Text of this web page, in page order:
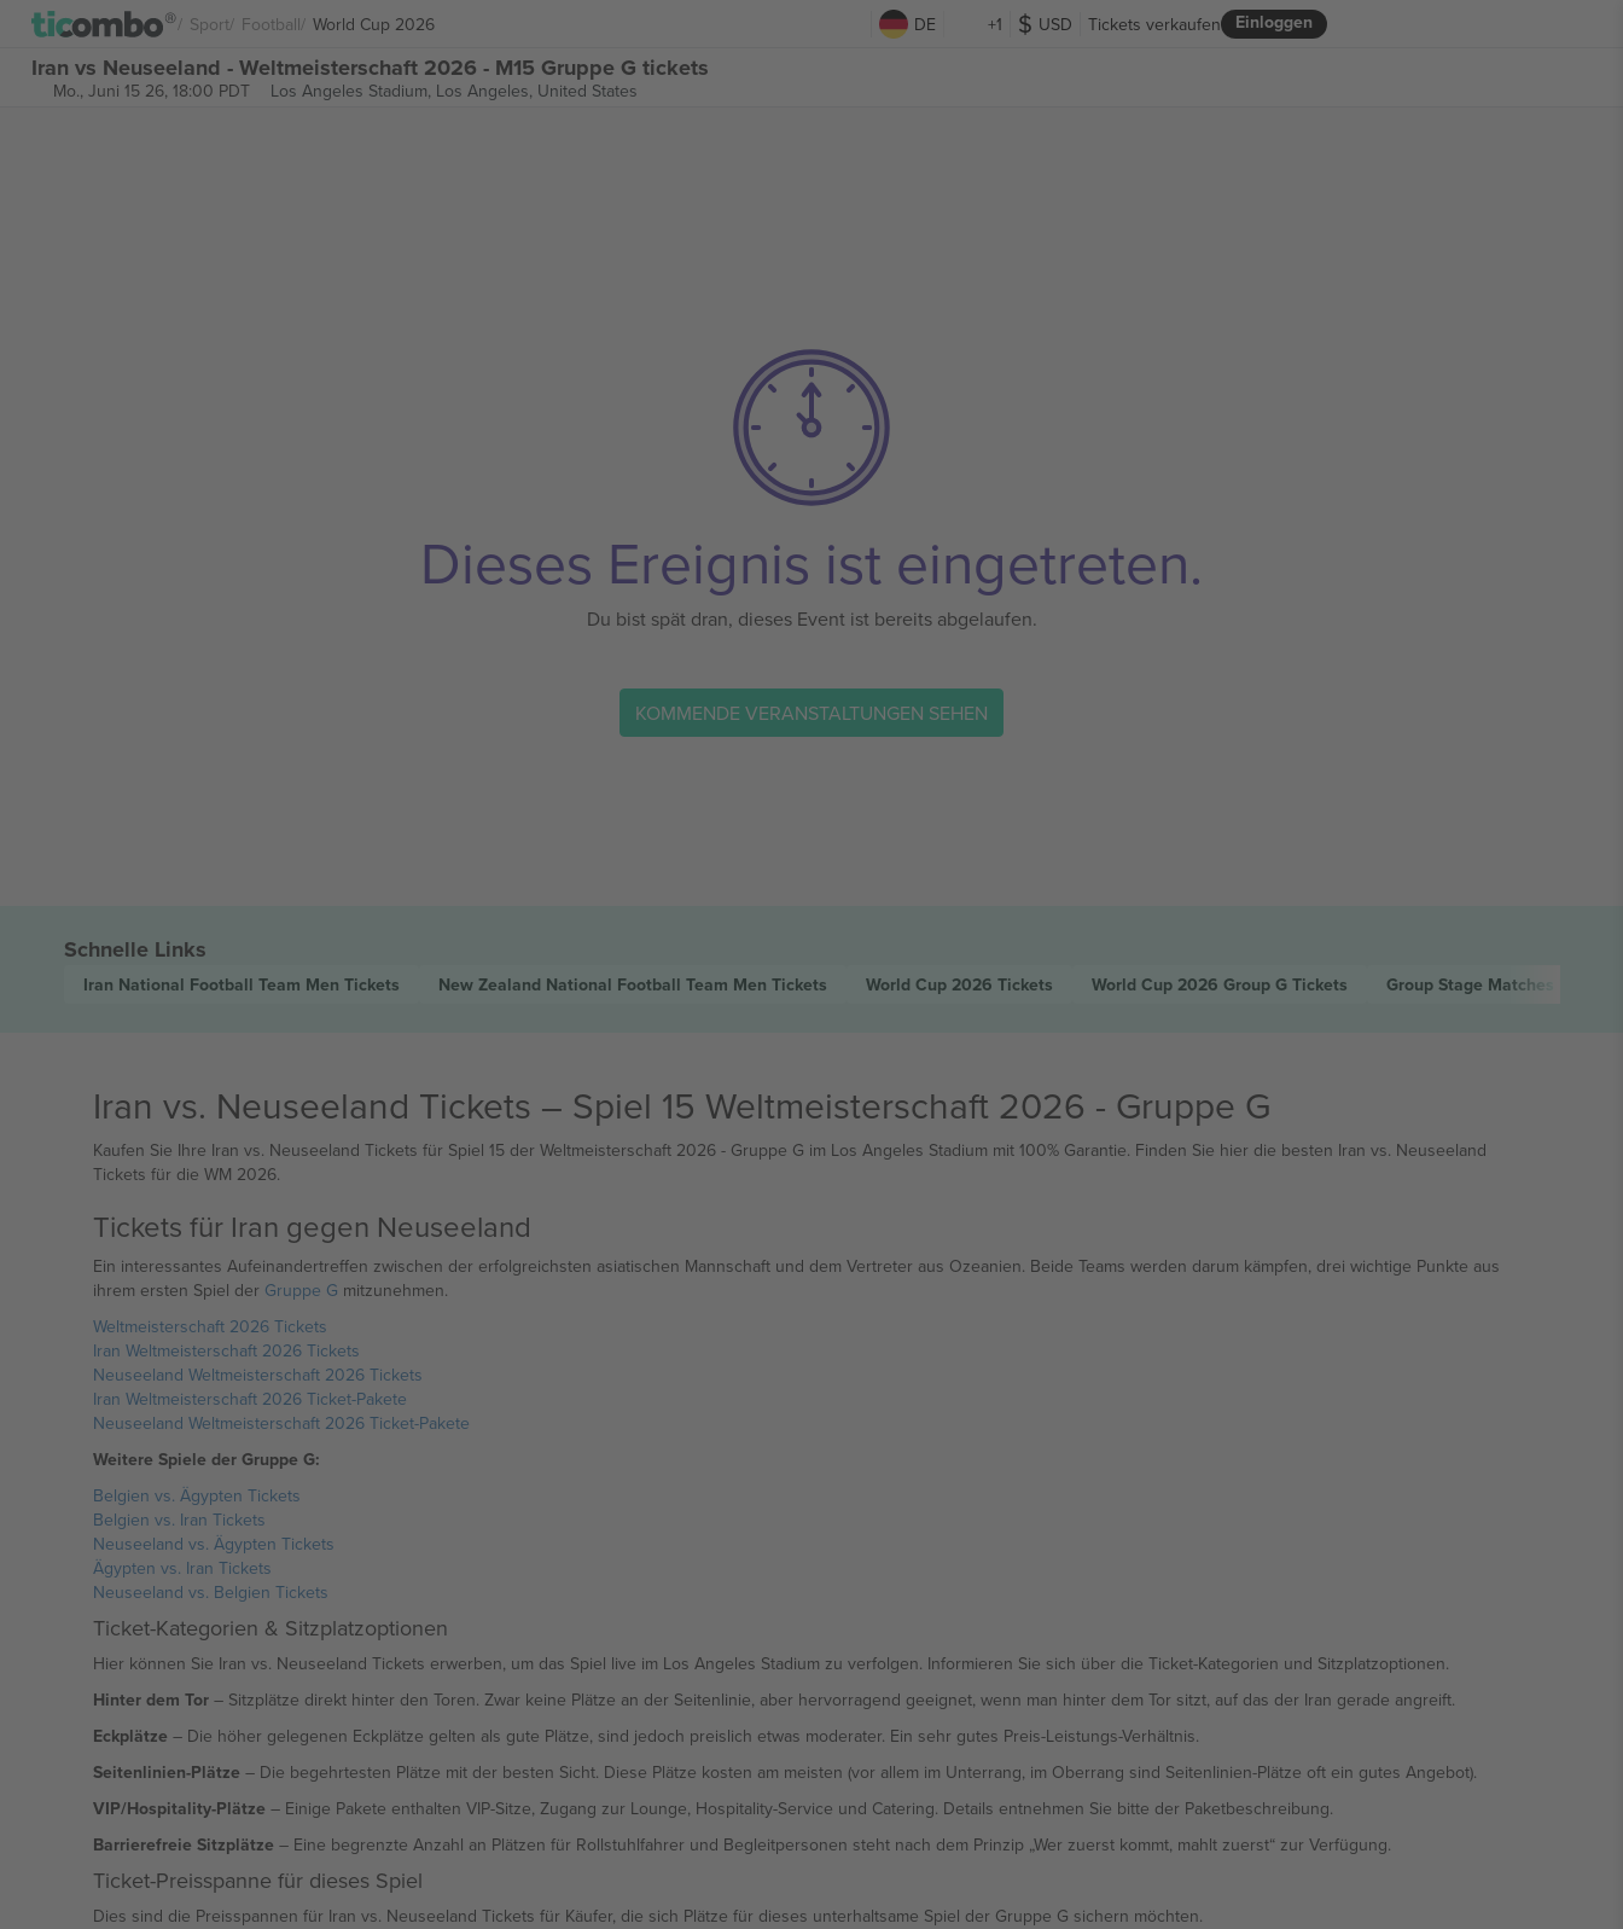
Sport Football World Cup 2026 DE +1 USD Einloggen
Tickets verkaufen
Iran vs Neuseeland - Weltmeisterschaft 2026 - M15 Gruppe G tickets
Mo., Juni 15 26, 18:00 PDT Los Angeles Stadium, Los Angeles, United States
Dieses Ereignis ist eingetreten.
Du bist spät dran, dieses Event ist bereits abgelaufen.
KOMMENDE VERANSTALTUNGEN SEHEN
Schnelle Links
Iran National Football Team Men Tickets New Zealand National Football Team Men Tickets World Cup 2026 Tickets World Cup 2026 Group G Tickets Group Stage Matches World
Iran vs. Neuseeland Tickets – Spiel 15 Weltmeisterschaft 2026 - Gruppe G
Kaufen Sie Ihre Iran vs. Neuseeland Tickets für Spiel 15 der Weltmeisterschaft 2026 - Gruppe G im Los Angeles Stadium mit 100% Garantie. Finden Sie hier die besten Iran vs. Neuseeland
Tickets für die WM 2026.
Tickets für Iran gegen Neuseeland
Ein interessantes Aufeinandertreffen zwischen der erfolgreichsten asiatischen Mannschaft und dem Vertreter aus Ozeanien. Beide Teams werden darum kämpfen, drei wichtige Punkte aus
ihrem ersten Spiel der Gruppe G mitzunehmen.
Weltmeisterschaft 2026 Tickets
Iran Weltmeisterschaft 2026 Tickets
Neuseeland Weltmeisterschaft 2026 Tickets
Iran Weltmeisterschaft 2026 Ticket-Pakete
Neuseeland Weltmeisterschaft 2026 Ticket-Pakete
Weitere Spiele der Gruppe G:
Belgien vs. Ägypten Tickets
Belgien vs. Iran Tickets
Neuseeland vs. Ägypten Tickets
Ägypten vs. Iran Tickets
Neuseeland vs. Belgien Tickets
Ticket-Kategorien & Sitzplatzoptionen
Hier können Sie Iran vs. Neuseeland Tickets erwerben, um das Spiel live im Los Angeles Stadium zu verfolgen. Informieren Sie sich über die Ticket-Kategorien und Sitzplatzoptionen.
Hinter dem Tor– Sitzplätze direkt hinter den Toren. Zwar keine Plätze an der Seitenlinie, aber hervorragend geeignet, wenn man hinter dem Tor sitzt, auf das der Iran gerade angreift.
Eckplätze – Die höher gelegenen Eckplätze gelten als gute Plätze, sind jedoch preislich etwas moderater. Ein sehr gutes Preis-Leistungs-Verhältnis.
Seitenlinien-Plätze – Die begehrtesten Plätze mit der besten Sicht. Diese Plätze kosten am meisten (vor allem im Unterrang, im Oberrang sind Seitenlinien-Plätze oft ein gutes Angebot).
VIP/Hospitality-Plätze – Einige Pakete enthalten VIP-Sitze, Zugang zur Lounge, Hospitality-Service und Catering. Details entnehmen Sie bitte der Paketbeschreibung.
Barrierefreie Sitzplätze – Eine begrenzte Anzahl an Plätzen für Rollstuhlfahrer und Begleitpersonen steht nach dem Prinzip „Wer zuerst kommt, mahlt zuerst“ zur Verfügung.
Ticket-Preisspanne für dieses Spiel
Dies sind die Preisspannen für Iran vs. Neuseeland Tickets für Käufer, die sich Plätze für dieses unterhaltsame Spiel der Gruppe G sichern möchten.